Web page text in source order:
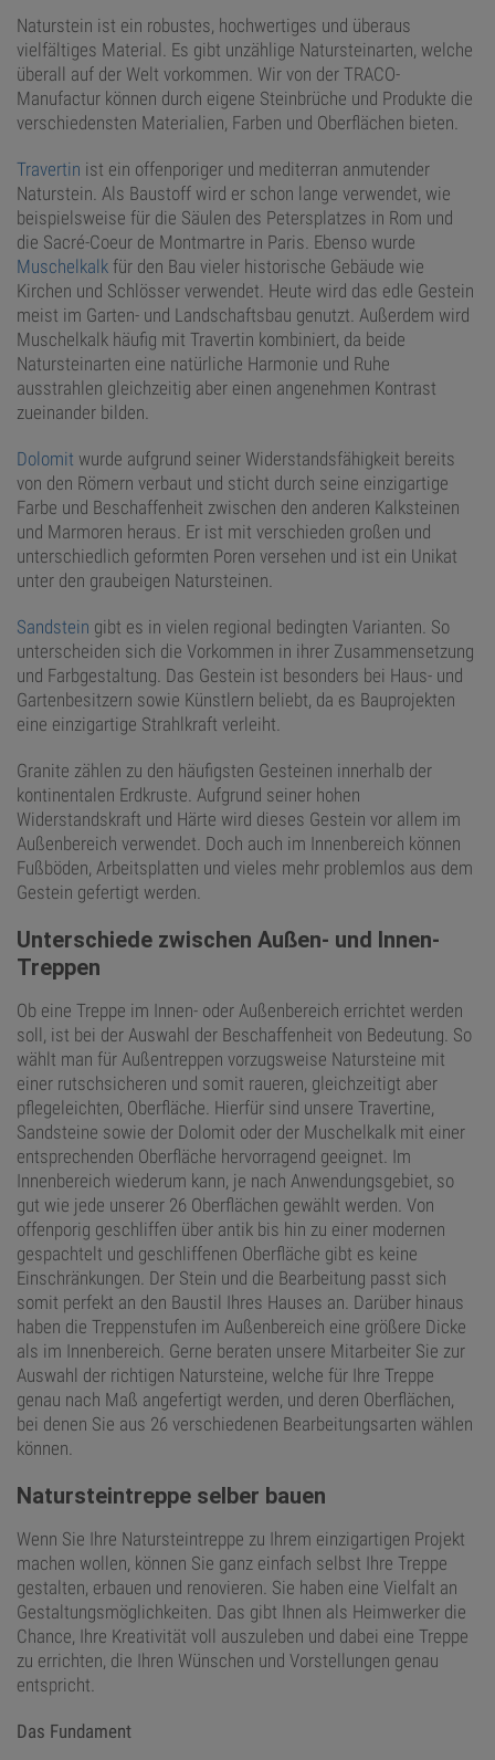
Naturstein ist ein robustes, hochwertiges und überaus
vielfältiges Material. Es gibt unzählige Natursteinarten, welche
überall auf der Welt vorkommen. Wir von der TRACO-
Manufactur können durch eigene Steinbrüche und Produkte die
verschiedensten Materialien, Farben und Oberflächen bieten.
Travertin ist ein offenporiger und mediterran anmutender
Naturstein. Als Baustoff wird er schon lange verwendet, wie
beispielsweise für die Säulen des Petersplatzes in Rom und
die Sacré-Coeur de Montmartre in Paris. Ebenso wurde
Muschelkalk für den Bau vieler historische Gebäude wie
Kirchen und Schlösser verwendet. Heute wird das edle Gestein
meist im Garten- und Landschaftsbau genutzt. Außerdem wird
Muschelkalk häufig mit Travertin kombiniert, da beide
Natursteinarten eine natürliche Harmonie und Ruhe
ausstrahlen gleichzeitig aber einen angenehmen Kontrast
zueinander bilden.
Dolomit wurde aufgrund seiner Widerstandsfähigkeit bereits
von den Römern verbaut und sticht durch seine einzigartige
Farbe und Beschaffenheit zwischen den anderen Kalksteinen
und Marmoren heraus. Er ist mit verschieden großen und
unterschiedlich geformten Poren versehen und ist ein Unikat
unter den graubeigen Natursteinen.
Sandstein gibt es in vielen regional bedingten Varianten. So
unterscheiden sich die Vorkommen in ihrer Zusammensetzung
und Farbgestaltung. Das Gestein ist besonders bei Haus- und
Gartenbesitzern sowie Künstlern beliebt, da es Bauprojekten
eine einzigartige Strahlkraft verleiht.
Granite zählen zu den häufigsten Gesteinen innerhalb der
kontinentalen Erdkruste. Aufgrund seiner hohen
Widerstandskraft und Härte wird dieses Gestein vor allem im
Außenbereich verwendet. Doch auch im Innenbereich können
Fußböden, Arbeitsplatten und vieles mehr problemlos aus dem
Gestein gefertigt werden.
Unterschiede zwischen Außen- und Innen-
Treppen
Ob eine Treppe im Innen- oder Außenbereich errichtet werden
soll, ist bei der Auswahl der Beschaffenheit von Bedeutung. So
wählt man für Außentreppen vorzugsweise Natursteine mit
einer rutschsicheren und somit raueren, gleichzeitigt aber
pflegeleichten, Oberfläche. Hierfür sind unsere Travertine,
Sandsteine sowie der Dolomit oder der Muschelkalk mit einer
entsprechenden Oberfläche hervorragend geeignet. Im
Innenbereich wiederum kann, je nach Anwendungsgebiet, so
gut wie jede unserer 26 Oberflächen gewählt werden. Von
offenporig geschliffen über antik bis hin zu einer modernen
gespachtelt und geschliffenen Oberfläche gibt es keine
Einschränkungen. Der Stein und die Bearbeitung passt sich
somit perfekt an den Baustil Ihres Hauses an. Darüber hinaus
haben die Treppenstufen im Außenbereich eine größere Dicke
als im Innenbereich. Gerne beraten unsere Mitarbeiter Sie zur
Auswahl der richtigen Natursteine, welche für Ihre Treppe
genau nach Maß angefertigt werden, und deren Oberflächen,
bei denen Sie aus 26 verschiedenen Bearbeitungsarten wählen
können.
Natursteintreppe selber bauen
Wenn Sie Ihre Natursteintreppe zu Ihrem einzigartigen Projekt
machen wollen, können Sie ganz einfach selbst Ihre Treppe
gestalten, erbauen und renovieren. Sie haben eine Vielfalt an
Gestaltungsmöglichkeiten. Das gibt Ihnen als Heimwerker die
Chance, Ihre Kreativität voll auszuleben und dabei eine Treppe
zu errichten, die Ihren Wünschen und Vorstellungen genau
entspricht.
Das Fundament